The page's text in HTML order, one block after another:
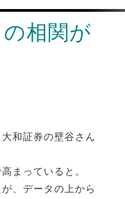
相関が
和証券の壁谷さん
まっていると。
、データの上から